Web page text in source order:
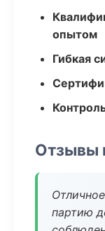
опытом
Гибкая
Отзывы
партию